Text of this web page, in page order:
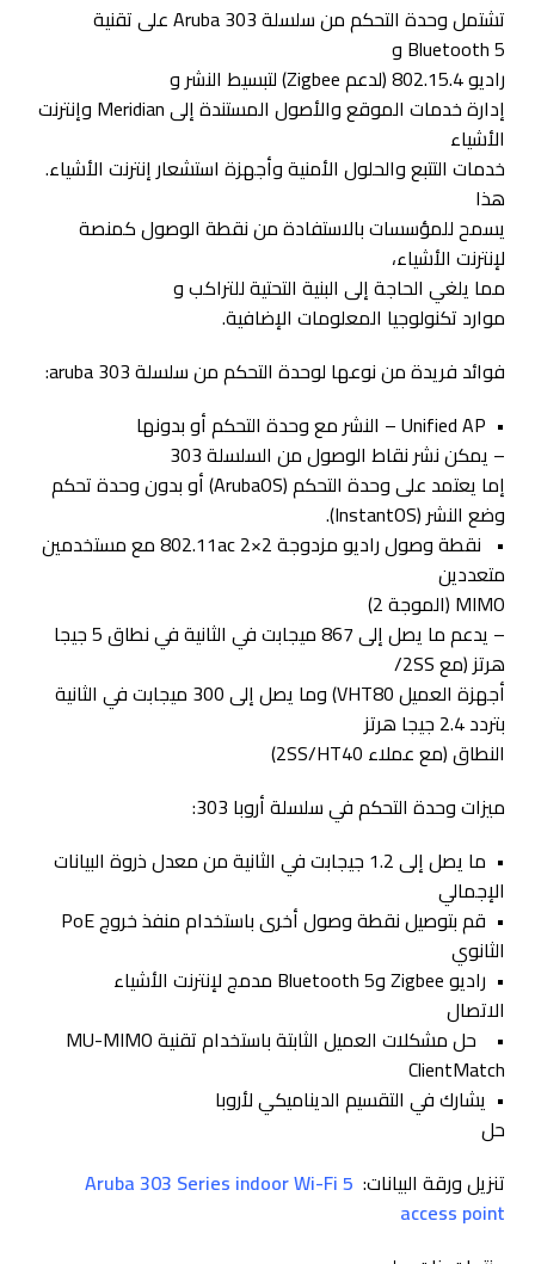
تشتمل وحدة التحكم من سلسلة Aruba 303 على تقنية
Bluetooth 5 و
راديو 802.15.4 (لدعم Zigbee) لتبسيط النشر و
إدارة خدمات الموقع والأصول المستندة إلى Meridian وإنترنت
الأشياء
خدمات التتبع والحلول الأمنية وأجهزة استشعار إنترنت الأشياء.
هذا
يسمح للمؤسسات بالاستفادة من نقطة الوصول كمنصة
لإنترنت الأشياء،
مما يلغي الحاجة إلى البنية التحتية للتراكب و
موارد تكنولوجيا المعلومات الإضافية.
فوائد فريدة من نوعها لوحدة التحكم من سلسلة aruba 303:
• Unified AP – النشر مع وحدة التحكم أو بدونها
– يمكن نشر نقاط الوصول من السلسلة 303
إما يعتمد على وحدة التحكم (ArubaOS) أو بدون وحدة تحكم
وضع النشر (InstantOS).
• نقطة وصول راديو مزدوجة 2×2 802.11ac مع مستخدمين
متعددين
MIMO (الموجة 2)
– يدعم ما يصل إلى 867 ميجابت في الثانية في نطاق 5 جيجا
هرتز (مع 2SS/
أجهزة العميل VHT80) وما يصل إلى 300 ميجابت في الثانية
بتردد 2.4 جيجا هرتز
النطاق (مع عملاء 2SS/HT40)
ميزات وحدة التحكم في سلسلة أروبا 303:
• ما يصل إلى 1.2 جيجابت في الثانية من معدل ذروة البيانات
الإجمالي
• قم بتوصيل نقطة وصول أخرى باستخدام منفذ خروج PoE
الثانوي
• راديو Zigbee وBluetooth 5 مدمج لإنترنت الأشياء
الاتصال
• حل مشكلات العميل الثابتة باستخدام تقنية MU-MIMO
ClientMatch
• يشارك في التقسيم الديناميكي لأروبا
حل
تنزيل ورقة البيانات: Aruba 303 Series indoor Wi-Fi 5
access point